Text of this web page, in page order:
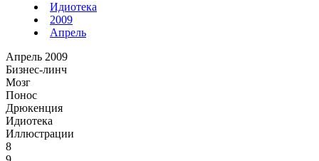
Идиотека
2009
Апрель
Апрель 2009
Бизнес-линч
Мозг
Понос
Дрюкенция
Идиотека
Иллюстрации
8